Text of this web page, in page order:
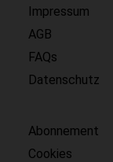
Impressum
AGB
FAQs
Datenschutz
Abonnement
Cookies